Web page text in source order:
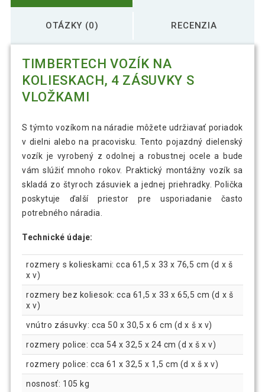
OTÁZKY (0) RECENZIA
TIMBERTECH VOZÍK NA
KOLIESKACH, 4 ZÁSUVKY S
VLOŽKAMI
S týmto vozíkom na náradie môžete udržiavať poriadok
v dielni alebo na pracovisku. Tento pojazdný dielenský
vozík je vyrobený z odolnej a robustnej ocele a bude
vám slúžiť mnoho rokov. Praktický montážny vozík sa
skladá zo štyroch zásuviek a jednej priehradky. Polička
poskytuje ďalší priestor pre usporiadanie často
potrebného náradia.
Technické údaje:
rozmery s kolieskami: cca 61,5 x 33 x 76,5 cm (d x š
x v)
rozmery bez koliesok: cca 61,5 x 33 x 65,5 cm (d x š
x v)
vnútro zásuvky: cca 50 x 30,5 x 6 cm (d x š x v)
rozmery police: cca 54 x 32,5 x 24 cm (d x š x v)
rozmery police: cca 61 x 32,5 x 1,5 cm (d x š x v)
nosnosť: 105 kg